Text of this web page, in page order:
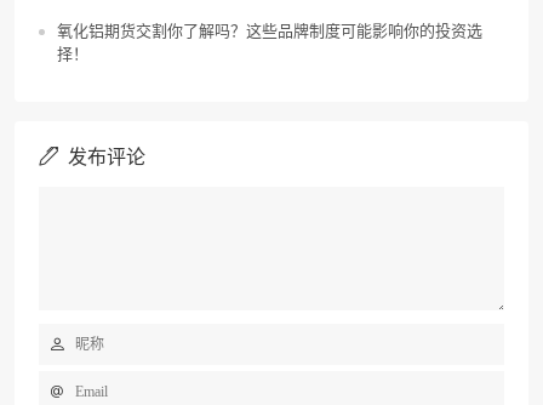
氧化铝期货交割你了解吗？这些品牌制度可能影响你的投资选
择！
发布评论